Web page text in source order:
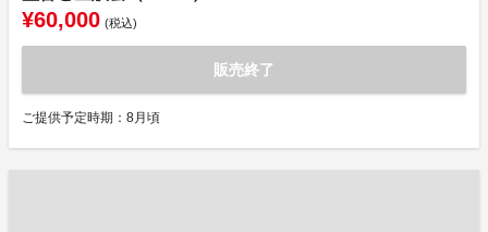
¥60,000 (税込)
販売終了
ご提供予定時期：8月頃